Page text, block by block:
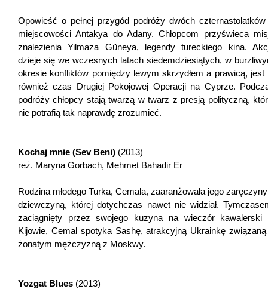
Opowieść o pełnej przygód podróży dwóch
miejscowości Antakya do Adany. Chłopcom przyświeca
znalezienia Yilmaza Güneya, legendy tureckiego kina.
dzieje się we wczesnych latach siedemdziesiątych, w
okresie konfliktów pomiędzy lewym skrzydłem a prawicą, jest
również czas Drugiej Pokojowej Operacji na Cyprze.
podróży chłopcy stają twarzą w twarz z presją polityczną,
nie potrafią tak naprawdę zrozumieć.
Kochaj mnie (Sev Beni) (2013)
reż. Maryna Gorbach, Mehmet Bahadir Er
Rodzina młodego Turka, Cemala, zaaranżowała jego
dziewczyną, której dotychczas nawet nie widział.
zaciągnięty przez swojego kuzyna na wieczór kawalerski
Kijowie, Cemal spotyka Sashę, atrakcyjną Ukrainkę
żonatym mężczyzną z Moskwy.
Yozgat Blues (2013)